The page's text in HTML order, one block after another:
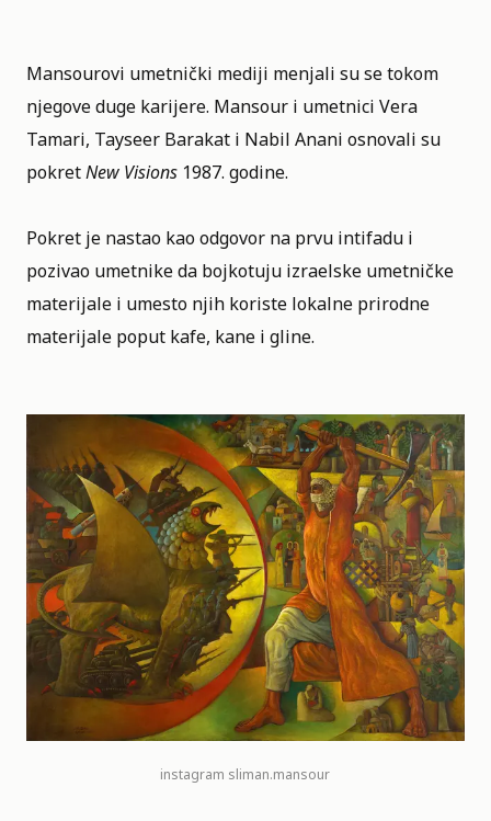
Mansourovi umetnički mediji menjali su se tokom
njegove duge karijere. Mansour i umetnici Vera
Tamari, Tayseer Barakat i Nabil Anani osnovali su
pokretNew Visions 1987. godine.
Pokret je nastao kao odgovor na prvu intifadu i
pozivao umetnike da bojkotuju izraelske umetničke
materijale i umesto njih koriste lokalne prirodne
materijale poput kafe, kane i gline.
instagram sliman.mansour